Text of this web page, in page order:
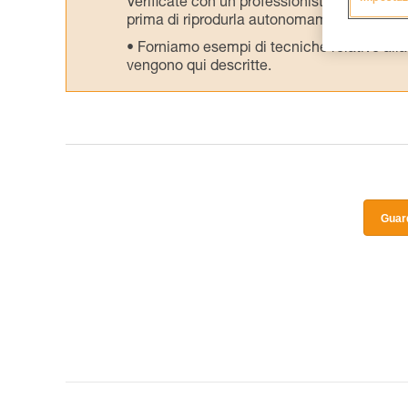
Verificate con un professionista la vostra
prima di riprodurla autonomamente.
Forniamo esempi di tecniche relative
vengono qui descritte.